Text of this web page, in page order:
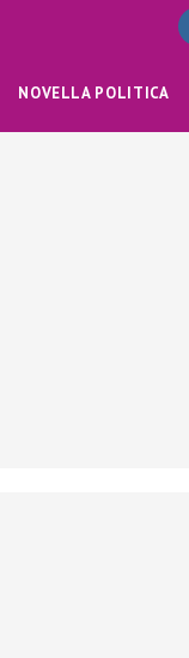
NOVELLA POLITICA